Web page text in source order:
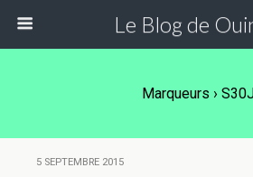
Le Blog de
Marqueurs ›
5 SEPTEMBRE 2015